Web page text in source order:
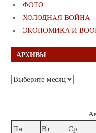
ФОТО
ХОЛОДНАЯ ВОЙНА
ЭКОНОМИКА И
АРХИВЫ
Архивы
Пн
Вт Ср